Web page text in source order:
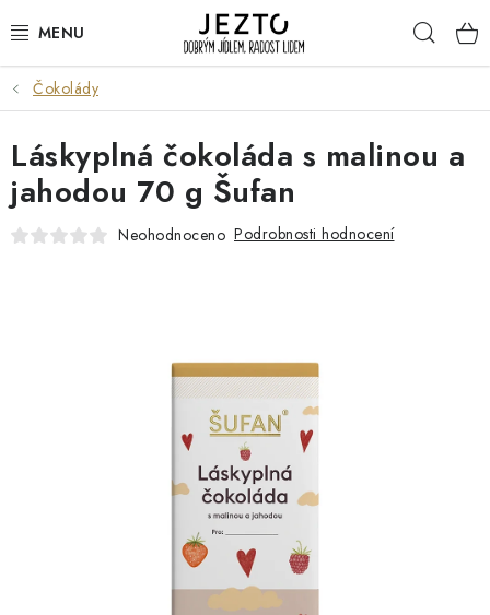
na
DÁRKOVÉ SADY
TRVANLIVÉ
DROGERIE A KOSMETIKA
RELAX A REGENERACE
NÁŠ PŘÍBĚH FIREMNÍ DÁRKY
Čokolády
Láskyplná čokoláda s malinou a
jahodou 70 g Šufan
Neohodnoceno Podrobnosti hodnocení